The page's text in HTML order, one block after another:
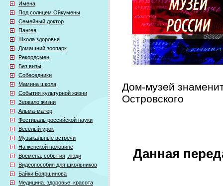
Имена
Под солнцем Ойкумены
Семейный доктор
Пангея
Школа здоровья
Домашний зоопарк
Рекордсмен
Без визы
Собеседники
Мамина школа
События культурной жизни
Зеркало жизни
Альма-матер
Фестиваль российской науки
Веселый урок
Музыкальные встречи
На женской половине
Времена, события, люди
Видеопособия для школьников
Байки Бояршинова
Медицина. здоровье. красота
Дом-музей
Островского
Данная